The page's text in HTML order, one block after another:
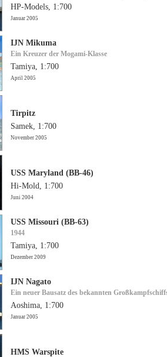
HP-Models, 1:700
Januar 2005
IJN Mikuma
Ein Kreuzer der Mogami-Klasse
Tamiya, 1:700
April 2005
Tirpitz
Samek, 1:700
November 2005
USS Maryland (BB-46)
Hi-Mold, 1:700
Juni 2004
USS Missouri (BB-63)
1944
Tamiya, 1:700
Dezember 2009
IJN Nagato
Ein neuer Bausatz des bekannten
Aoshima, 1:700
Januar 2005
HMS Warspite